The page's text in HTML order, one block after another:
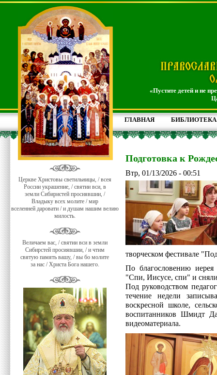
«Пустите детей и не
ГЛАВНАЯ БИБЛИОТЕКА
Церкве Христовы светильницы, / всея
России украшение, / святии вси, в
земли Сибиристей просиявшии, /
Владыку всех молите / мир
вселенней даровати / и душам нашим велию
милость.
Величаем вас, / святии вси в земли
Сибирстей просиявшии, / и чтим
святую память вашу, / вы бо молите
за нас / Христа Бога нашего.
Подготовка к
Втр, 01/13/2026 - 00:51
творческом фестивале
По благословению
"Спи, Иисусе, спи" и
Под руководством
течение недели
воскресной школе,
воспитанников Шмидт
видеоматериала.